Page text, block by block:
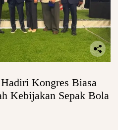
Kongres Biasa
Kebijakan Sepak Bola